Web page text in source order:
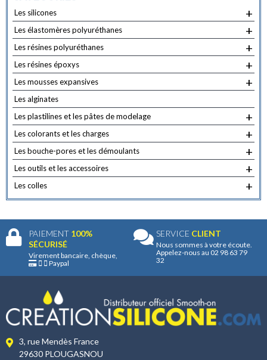
sur
du
produit
sur
la
page
du
+
Les silicones
+
Les élastomères polyuréthanes
+
Les résines polyuréthanes
+
Les résines époxys
+
Les mousses expansives
Les alginates
+
Les plastilines et les pâtes de modelage
+
Les colorants et les charges
+
Les bouche-pores et les démoulants
+
Les outils et les accessoires
+
Les colles
PAIEMENT 100%
SÉCURISÉ
Virement bancaire, chèque,
Paypal
SERVICE CLIENT
Nous sommes à votre écoute.
Appelez-nous au 02 98 63 79
32
3, rue Mendès France
29630 PLOUGASNOU